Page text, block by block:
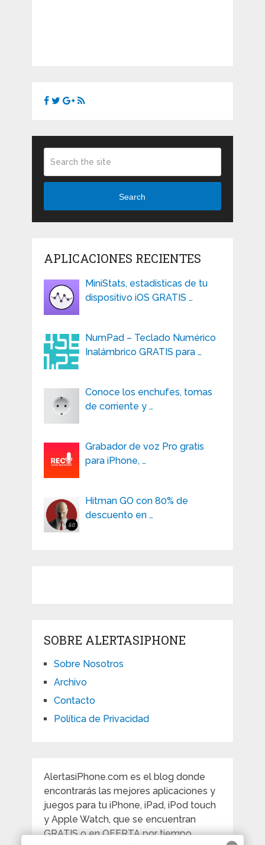
Search
APLICACIONES RECIENTES
MiniStats, estadísticas de tu
dispositivo iOS GRATIS …
NumPad – Teclado Numérico
Inalámbrico GRATIS para …
Conoce los enchufes, tomas
de corriente y …
Grabador de voz Pro gratis
para iPhone, …
Hitman GO con 80% de
descuento en …
SOBRE ALERTASIPHONE
Sobre Nosotros
Archivo
Contacto
Política de Privacidad
AlertasiPhone.com es el blog donde
encontrarás las mejores aplicaciones y
juegos para tu iPhone, iPad, iPod touch
y Apple Watch, que se encuentran
GRATIS o en OFERTA por tiempo